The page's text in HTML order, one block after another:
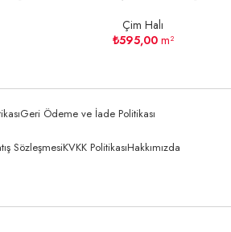
Çim Halı
₺595,00m²
Geri Ödeme ve İade Politikası
SözleşmesiKVKK PolitikasıHakkımızda